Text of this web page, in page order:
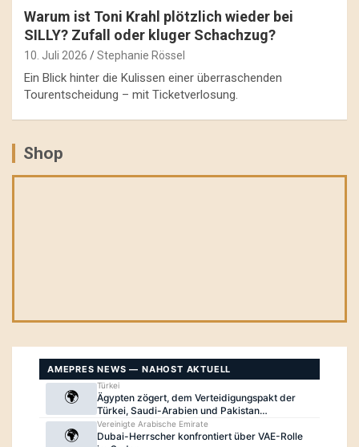
Warum ist Toni Krahl plötzlich wieder bei
SILLY? Zufall oder kluger Schachzug?
10. Juli 2026 Stephanie Rössel
Ein Blick hinter die Kulissen einer überraschenden
Tourentscheidung – mit Ticketverlosung.
Shop